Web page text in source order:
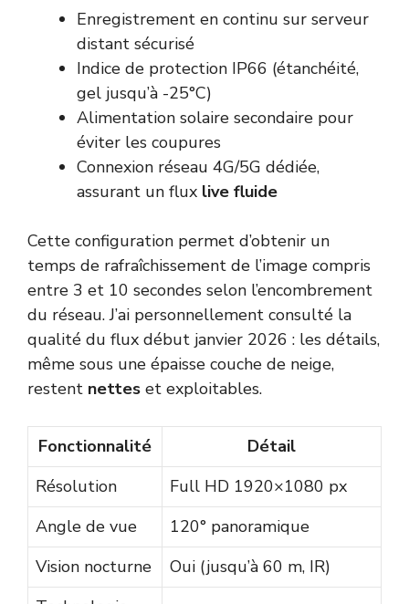
Enregistrement en continu sur serveur
distant sécurisé
Indice de protection IP66 (étanchéité,
gel jusqu’à -25°C)
Alimentation solaire secondaire pour
éviter les coupures
Connexion réseau 4G/5G dédiée,
assurant un flux live fluide
Cette configuration permet d’obtenir un
temps de rafraîchissement de l’image compris
entre 3 et 10 secondes selon l’encombrement
du réseau. J’ai personnellement consulté la
qualité du flux début janvier 2026 : les détails,
même sous une épaisse couche de neige,
restent nettes et exploitables.
Fonctionnalité
Détail
Résolution
Full HD 1920×1080 px
Angle de vue
120° panoramique
Vision nocturne
Oui (jusqu’à 60 m, IR)